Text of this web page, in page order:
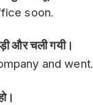
soon.
और चली गयी।
and went.